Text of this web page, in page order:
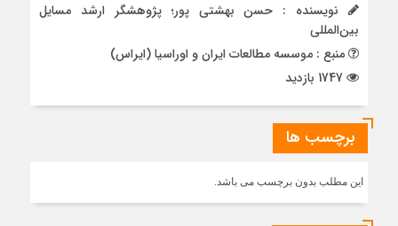
نویسنده : حسن بهشتی پور؛ پژوهشگر ارشد مسایل
بین‌المللی
منبع : موسسه مطالعات ایران و اوراسیا (ایراس)
برچسب ها
این مطلب بدون برچسب می باشد.